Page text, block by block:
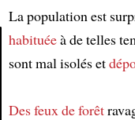
Article
La population est
habituéeà de telles
sont mal isolés et
Des feux de forêt